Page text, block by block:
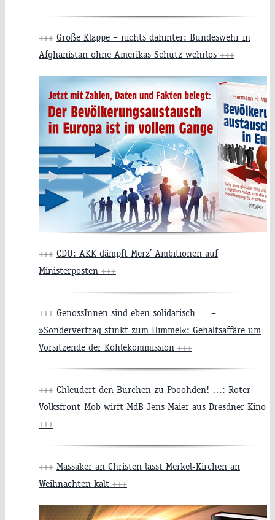
+++ Große Klappe – nichts dahinter: Bundeswehr in
Afghanistan ohne Amerikas Schutz wehrlos +++
+++ CDU: AKK dämpft Merz’ Ambitionen auf
Ministerposten +++
+++ GenossInnen sind eben solidarisch … –
»Sondervertrag stinkt zum Himmel«: Gehaltsaffäre um
Vorsitzende der Kohlekommission +++
+++ Chleudert den Burchen zu Pooohden! …: Roter
Volksfront-Mob wirft MdB Jens Maier aus Dresdner Kino
+++
+++ Massaker an Christen lässt Merkel-Kirchen an
Weihnachten kalt +++